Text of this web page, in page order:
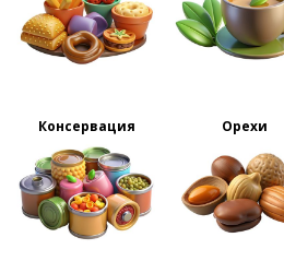
Консервация Орехи